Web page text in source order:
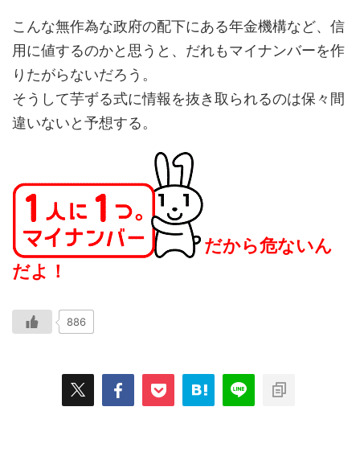
こんな無作為な政府の配下にある年金機構など、信
用に値するのかと思うと、だれもマイナンバーを作
りたがらないだろう。
そうして芋ずる式に情報を抜き取られるのは保々間
違いないと予想する。
だから危ないん
だよ！
886